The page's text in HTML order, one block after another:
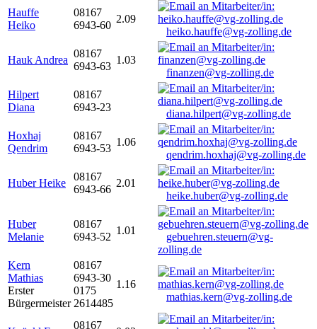
Hauffe
Heiko
08167
6943-60
2.09
heiko.hauffe@vg-zolling.de
Hauk Andrea
08167
6943-63
1.03
finanzen@vg-zolling.de
Hilpert
Diana
08167
6943-23
diana.hilpert@vg-zolling.de
Hoxhaj
Qendrim
08167
6943-53
1.06
qendrim.hoxhaj@vg-zolling.de
Huber Heike
08167
6943-66
2.01
heike.huber@vg-zolling.de
Huber
Melanie
08167
6943-52
1.01
gebuehren.steuern@vg-
zolling.de
Kern
Mathias
Erster
Bürgermeister
08167
6943-30
0175
2614485
1.16
mathias.kern@vg-zolling.de
08167